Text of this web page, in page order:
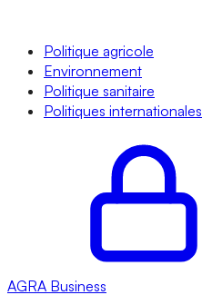
Politique agricole
Environnement
Politique sanitaire
Politiques internationales
AGRA Business